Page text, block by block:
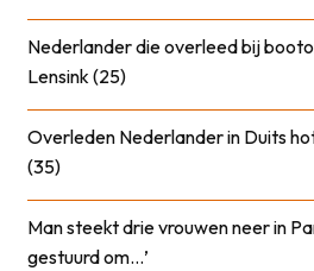
Nederlander die overleed bij
Lensink (25)
Overleden Nederlander in Duits
(35)
Man steekt drie vrouwen neer in
gestuurd om…’